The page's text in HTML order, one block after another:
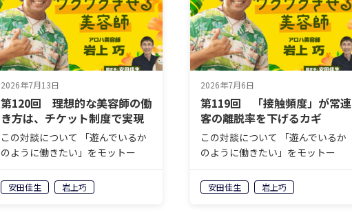
2026年7月13日
第120回 理想的な美容師の働
き方は、チケット制度で実現
できる？
この対談について 「遊んでいるか
のように働きたい」をモットー
ロハ美容師”こと岩上巧さん。自身
が経営するヘアサロン
安田佳生 岩上巧
2026年7月6日
第119回 「接触頻度」が常連
客の離脱率を下げるカギ
この対談について 「遊んでいるか
のように働きたい」をモットー
ロハ美容師”こと岩上巧さん。自身
が経営するヘアサロン
安田佳生 岩上巧